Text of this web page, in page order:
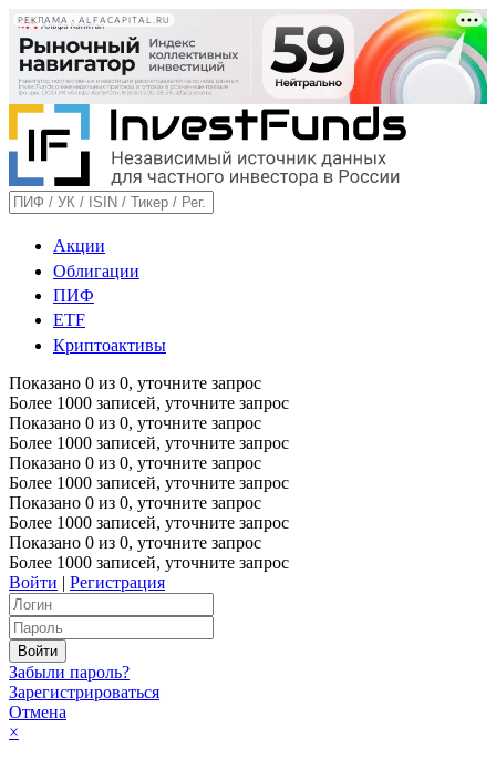
РЕКЛАМА • ALFACAPITAL.RU
Акции
Облигации
ПИФ
ETF
Криптоактивы
Показано 0 из 0, уточните запрос
Более 1000 записей, уточните запрос
Показано 0 из 0, уточните запрос
Более 1000 записей, уточните запрос
Показано 0 из 0, уточните запрос
Более 1000 записей, уточните запрос
Показано 0 из 0, уточните запрос
Более 1000 записей, уточните запрос
Показано 0 из 0, уточните запрос
Более 1000 записей, уточните запрос
Войти | Регистрация
Забыли пароль?
Зарегистрироваться
Отмена
×